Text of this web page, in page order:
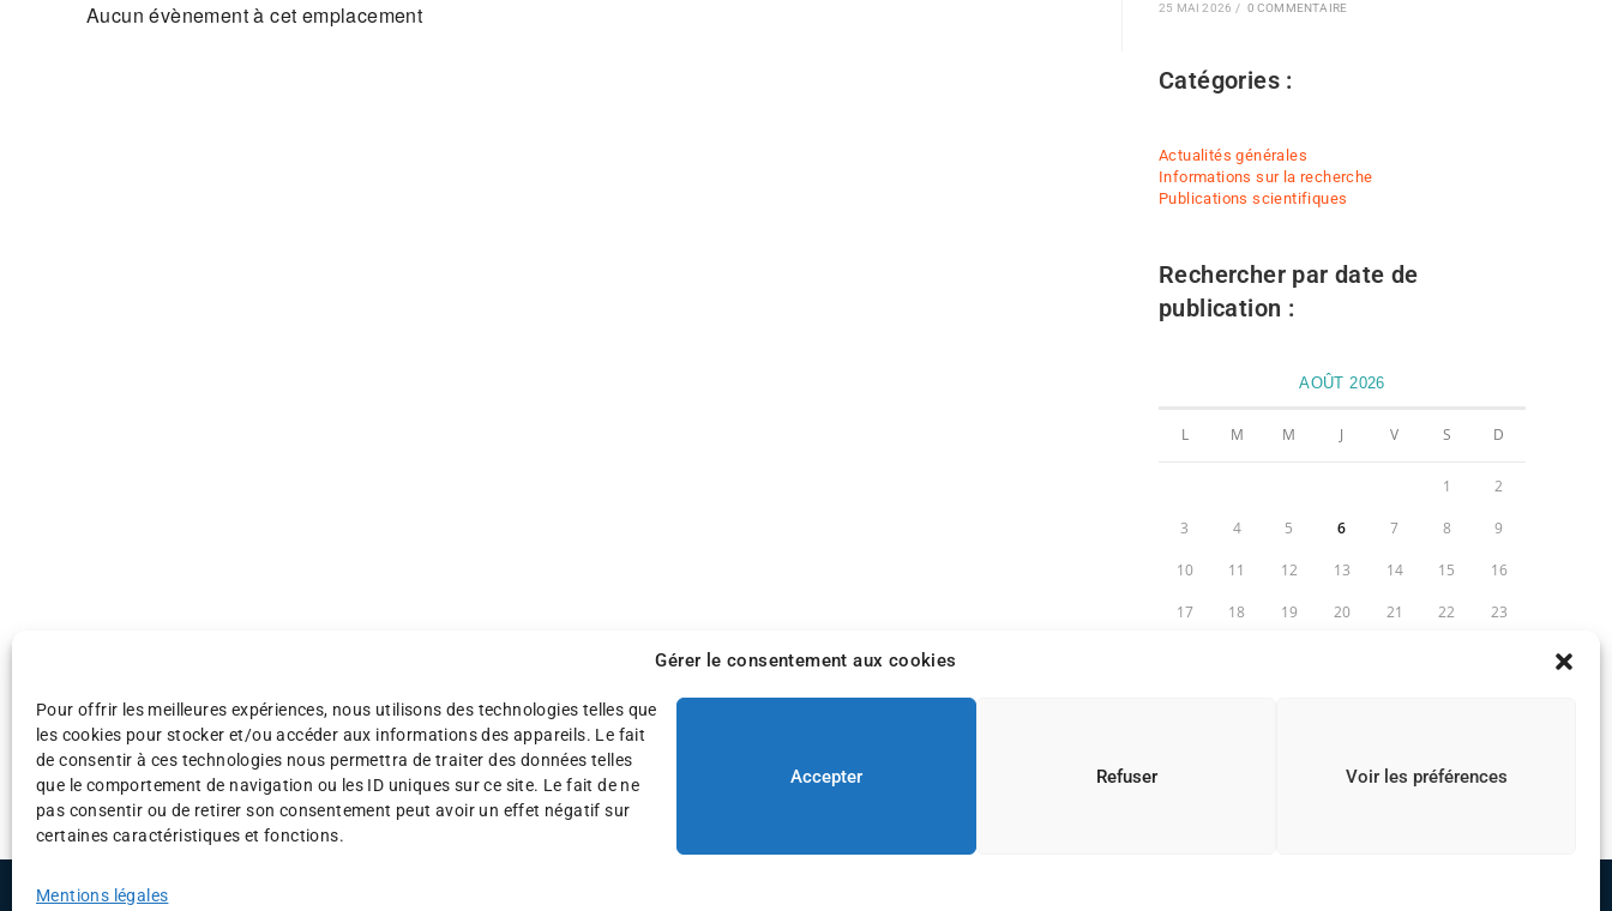
Gérer le consentement aux cookies
Pour offrir les meilleures expériences, nous utilisons des technologies telles que
les cookies pour stocker et/ou accéder aux informations des appareils. Le fait
de consentir à ces technologies nous permettra de traiter des données telles
que le comportement de navigation ou les ID uniques sur ce site. Le fait de ne
pas consentir ou de retirer son consentement peut avoir un effet négatif sur
certaines caractéristiques et fonctions.
Accepter Refuser Voir les préférences
Mentions légales
Aucun évènement à cet emplacement 25 MAI 2026 / 0 COMMENTAIRE
Catégories :
Actualités générales
Informations sur la recherche
Publications scientifiques
Rechercher par date de
publication :
AOÛT 2026
L M M J V S D
1 2
3 4 5 6 7 8 9
10 11 12 13 14 15 16
17 18 19 20 21 22 23